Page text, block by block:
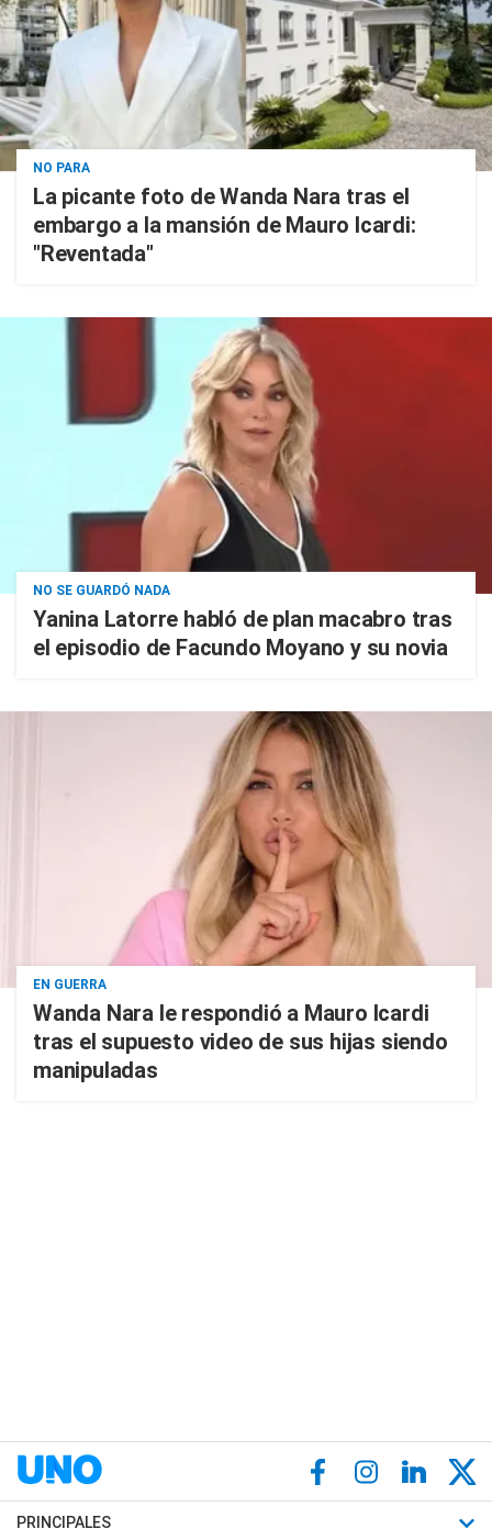
NO PARA
La picante foto de Wanda Nara tras el
embargo a la mansión de Mauro Icardi:
"Reventada"
NO SE GUARDÓ NADA
Yanina Latorre habló de plan macabro tras
el episodio de Facundo Moyano y su novia
EN GUERRA
Wanda Nara le respondió a Mauro Icardi
tras el supuesto video de sus hijas siendo
manipuladas
PRINCIPALES